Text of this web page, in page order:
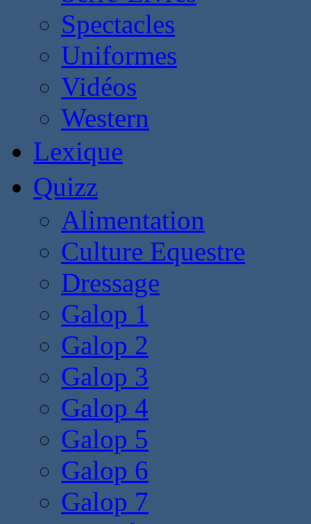
Spectacles
Uniformes
Vidéos
Western
Lexique
Quizz
Alimentation
Culture Equestre
Dressage
Galop 1
Galop 2
Galop 3
Galop 4
Galop 5
Galop 6
Galop 7